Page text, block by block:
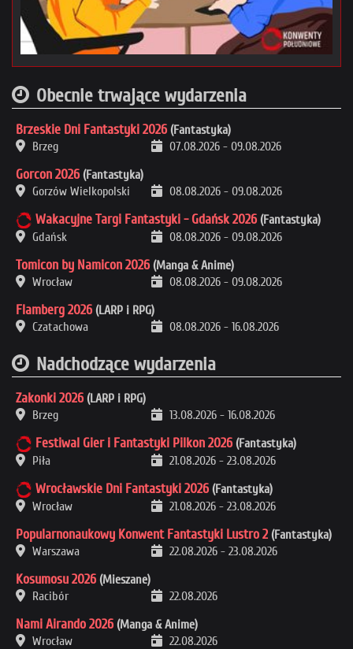
Obecnie trwające wydarzenia
Brzeskie Dni Fantastyki 2026 (Fantastyka)
Brzeg
07.08.2026 - 09.08.2026
Gorcon 2026 (Fantastyka)
Gorzów Wielkopolski
08.08.2026 - 09.08.2026
Wakacyjne Targi Fantastyki - Gdańsk 2026 (Fantastyka)
Gdańsk
08.08.2026 - 09.08.2026
Tomicon by Namicon 2026 (Manga & Anime)
Wrocław
08.08.2026 - 09.08.2026
Flamberg 2026 (LARP i RPG)
Czatachowa
08.08.2026 - 16.08.2026
Nadchodzące wydarzenia
Zakonki 2026 (LARP i RPG)
Brzeg
13.08.2026 - 16.08.2026
Festiwal Gier i Fantastyki Pilkon 2026 (Fantastyka)
Piła
21.08.2026 - 23.08.2026
Wrocławskie Dni Fantastyki 2026 (Fantastyka)
Wrocław
21.08.2026 - 23.08.2026
Popularnonaukowy Konwent Fantastyki Lustro 2 (Fantastyka)
Warszawa
22.08.2026 - 23.08.2026
Kosumosu 2026 (Mieszane)
Racibór
22.08.2026
Nami Airando 2026 (Manga & Anime)
Wrocław
22.08.2026